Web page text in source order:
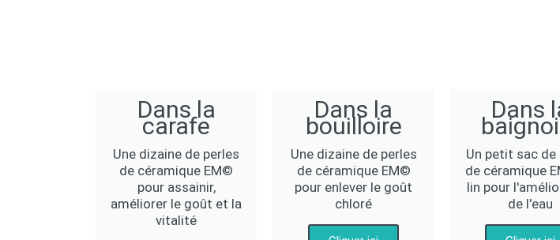
Dans la
carafe
Une dizaine de perles
de céramique EM©
pour assainir,
améliorer le goût et la
vitalité
Dans la
bouilloire
Une dizaine de perles
de céramique EM©
pour enlever le goût
chloré
Dans
Un petit sac de
de céramique
lin pour
de l'eau